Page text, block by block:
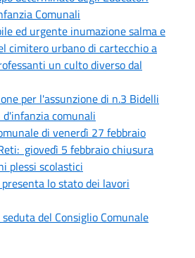
Comunali
ed urgente inumazione salma e
cimitero urbano di cartecchio a
un culto diverso dal
per l'assunzione di n.3 Bidelli
comunali
di venerdì 27 febbraio
giovedì 5 febbraio chiusura
plessi scolastici
lo stato dei lavori
del Consiglio Comunale